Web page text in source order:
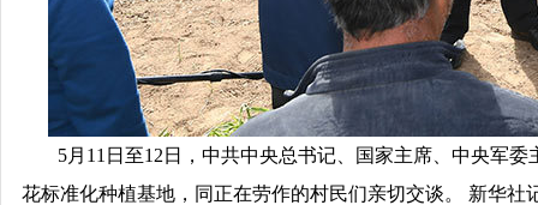
5月11日至12日，中共中央总书记、国家主席、中央军
花标准化种植基地，同正在劳作的村民们亲切交谈。 新华社